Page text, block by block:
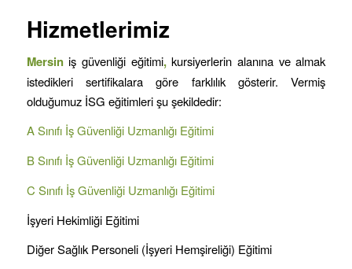
Hizmetlerimiz
Mersiniş güvenliği eğitimi,kursiyerlerin alanına ve almak
istedikleri sertifikalara göre farklılık gösterir. Vermiş
olduğumuz İSG eğitimleri şu şekildedir:
A Sınıfı İş Güvenliği Uzmanlığı Eğitimi
B Sınıfı İş Güvenliği Uzmanlığı Eğitimi
C Sınıfı İş Güvenliği Uzmanlığı Eğitimi
İşyeri Hekimliği Eğitimi
Diğer Sağlık Personeli (İşyeri Hemşireliği) Eğitimi